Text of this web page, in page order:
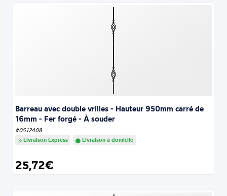
Barreau avec double vrilles - Hauteur 950mm carré de
16mm - Fer forgé - À souder
#0512408
Livraison Express
Livraison à domicile
25,72€